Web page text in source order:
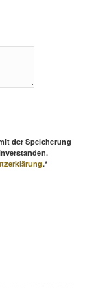
der Speicherung
.*